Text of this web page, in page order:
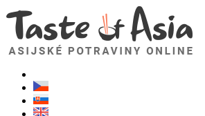
TasteOfAsia.cz
Neváhejte se zeptat. Jsem tady pro vás!